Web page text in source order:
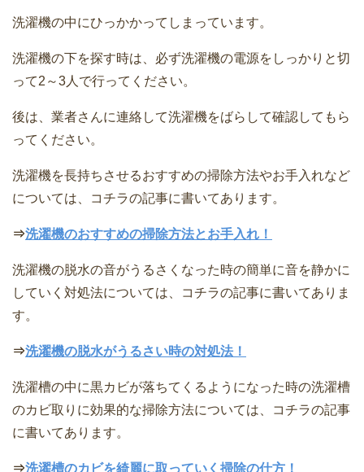
洗濯機の中にひっかかってしまっています。
洗濯機の下を探す時は、必ず洗濯機の電源をしっかりと切
って2～3人で行ってください。
後は、業者さんに連絡して洗濯機をばらして確認してもら
ってください。
洗濯機を長持ちさせるおすすめの掃除方法やお手入れなど
については、コチラの記事に書いてあります。
⇒洗濯機のおすすめの掃除方法とお手入れ！
洗濯機の脱水の音がうるさくなった時の簡単に音を静かに
していく対処法については、コチラの記事に書いてありま
す。
⇒洗濯機の脱水がうるさい時の対処法！
洗濯槽の中に黒カビが落ちてくるようになった時の洗濯槽
のカビ取りに効果的な掃除方法については、コチラの記事
に書いてあります。
⇒洗濯槽のカビを綺麗に取っていく掃除の仕方！